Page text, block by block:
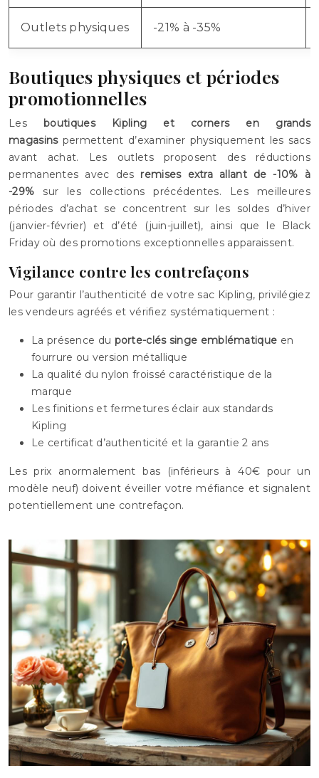
Outlets physiques -21% à -35%
Boutiques physiques et périodes
promotionnelles
Les boutiques Kipling et corners en grands
magasinspermettent d’examiner physiquement les sacs
avant achat. Les outlets proposent des réductions
permanentes avec des remises extra allant de -10% à
-29% sur les collections précédentes. Les meilleures
périodes d’achat se concentrent sur les soldes d’hiver
(janvier-février) et d’été (juin-juillet), ainsi que le Black
Friday où des promotions exceptionnelles apparaissent.
Vigilance contre les contrefaçons
Pour garantir l’authenticité de votre sac Kipling, privilégiez
les vendeurs agréés et vérifiez systématiquement :
La présence du porte-clés singe emblématique en
fourrure ou version métallique
La qualité du nylon froissé caractéristique de la
marque
Les finitions et fermetures éclair aux standards
Kipling
Le certificat d’authenticité et la garantie 2 ans
Les prix anormalement bas (inférieurs à 40€ pour un
modèle neuf) doivent éveiller votre méfiance et signalent
potentiellement une contrefaçon.